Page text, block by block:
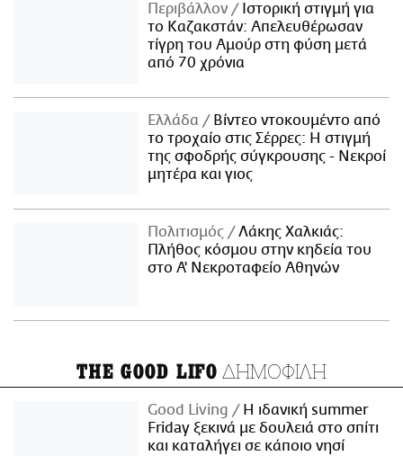
Περιβάλλον
Ιστορική στιγμή για
το Καζακστάν: Απελευθέρωσαν
τίγρη του Αμούρ στη φύση μετά
από 70 χρόνια
Ελλάδα
Βίντεο ντοκουμέντο από
το τροχαίο στις Σέρρες: Η στιγμή
της σφοδρής σύγκρουσης - Νεκροί
μητέρα και γιος
Πολιτισμός
Λάκης Χαλκιάς:
Πλήθος κόσμου στην κηδεία του
στο Α' Νεκροταφείο Αθηνών
THE GOOD LIFO ΔΗΜΟΦΙΛΗ
Good Living
Η ιδανική summer
Friday ξεκινά με δουλειά στο σπίτι
και καταλήγει σε κάποιο νησί